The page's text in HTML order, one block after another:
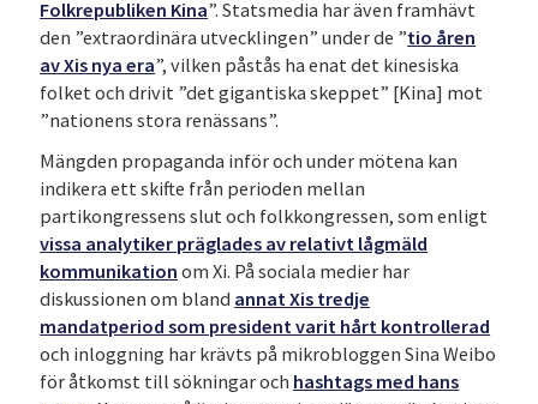
Folkrepubliken Kina”. Statsmedia har även framhävt
den ”extraordinära utvecklingen” under de ”tio åren
av Xis nya era”, vilken påstås ha enat det kinesiska
folket och drivit ”det gigantiska skeppet” [Kina] mot
”nationens stora renässans”.
Mängden propaganda inför och under mötena kan
indikera ett skifte från perioden mellan
partikongressens slut och folkkongressen, som enligt
vissa analytiker präglades av relativt lågmäld
kommunikation om Xi. På sociala medier har
diskussionen om bland annat Xis tredje
mandatperiod som president varit hårt kontrollerad
och inloggning har krävts på mikrobloggen Sina Weibo
för åtkomst till sökningar och hashtags med hans